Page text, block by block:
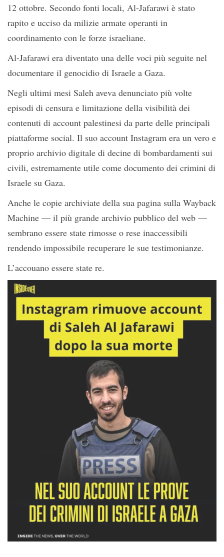
12 ottobre. Secondo fonti locali, Al-Jafarawi è stato
rapito e ucciso da milizie armate operanti in
coordinamento con le forze israeliane.
Al-Jafarawi era diventato una delle voci più seguite nel
documentare il genocidio di Israele a Gaza.
Negli ultimi mesi Saleh aveva denunciato più volte
episodi di censura e limitazione della visibilità dei
contenuti di account palestinesi da parte delle principali
piattaforme social. Il suo account Instagram era un vero e
proprio archivio digitale di decine di bombardamenti sui
civili, estremamente utile come documento dei crimini di
Israele su Gaza.
Anche le copie archiviate della sua pagina sulla Wayback
Machine — il più grande archivio pubblico del web —
sembrano essere state rimosse o rese inaccessibili
rendendo impossibile recuperare le sue testimonianze.
L’accouano essere state re.